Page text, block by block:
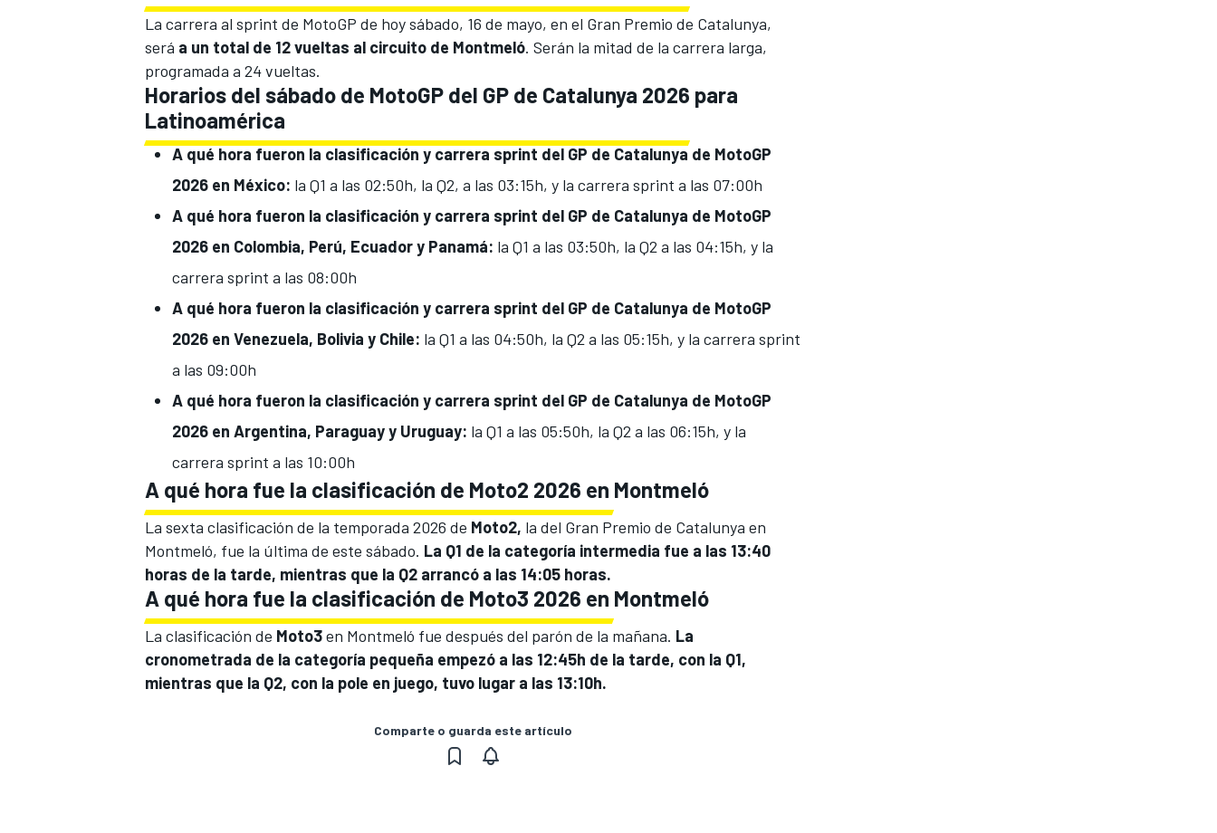
La carrera al sprint de MotoGP de hoy sábado, 16 de mayo, en el Gran Premio de Catalunya,
será a un total de 12 vueltas al circuito de Montmeló. Serán la mitad de la carrera larga,
programada a 24 vueltas.
Horarios del sábado de MotoGP del GP de Catalunya 2026 para
Latinoamérica
A qué hora fueron la clasificación y carrera sprint del GP de Catalunya de MotoGP
2026 en México: la Q1 a las 02:50h, la Q2, a las 03:15h, y la carrera sprint a las 07:00h
A qué hora fueron la clasificación y carrera sprint del GP de Catalunya de MotoGP
2026 en Colombia, Perú, Ecuador y Panamá: la Q1 a las 03:50h, la Q2 a las 04:15h, y la
carrera sprint a las 08:00h
A qué hora fueron la clasificación y carrera sprint del GP de Catalunya de MotoGP
2026 en Venezuela, Bolivia y Chile: la Q1 a las 04:50h, la Q2 a las 05:15h, y la carrera sprint
a las 09:00h
A qué hora fueron la clasificación y carrera sprint del GP de Catalunya de MotoGP
2026 en Argentina, Paraguay y Uruguay: la Q1 a las 05:50h, la Q2 a las 06:15h, y la
carrera sprint a las 10:00h
A qué hora fue la clasificación de Moto2 2026 en Montmeló
La sexta clasificación de la temporada 2026 de Moto2, la del Gran Premio de Catalunya en
Montmeló, fue la última de este sábado. La Q1 de la categoría intermedia fue a las 13:40
horas de la tarde, mientras que la Q2 arrancó a las 14:05 horas.
A qué hora fue la clasificación de Moto3 2026 en Montmeló
La clasificación de Moto3en Montmeló fue después del parón de la mañana. La
cronometrada de la categoría pequeña empezó a las 12:45h de la tarde, con la Q1,
mientras que la Q2, con la pole en juego, tuvo lugar a las 13:10h.
Comparte o guarda este artículo